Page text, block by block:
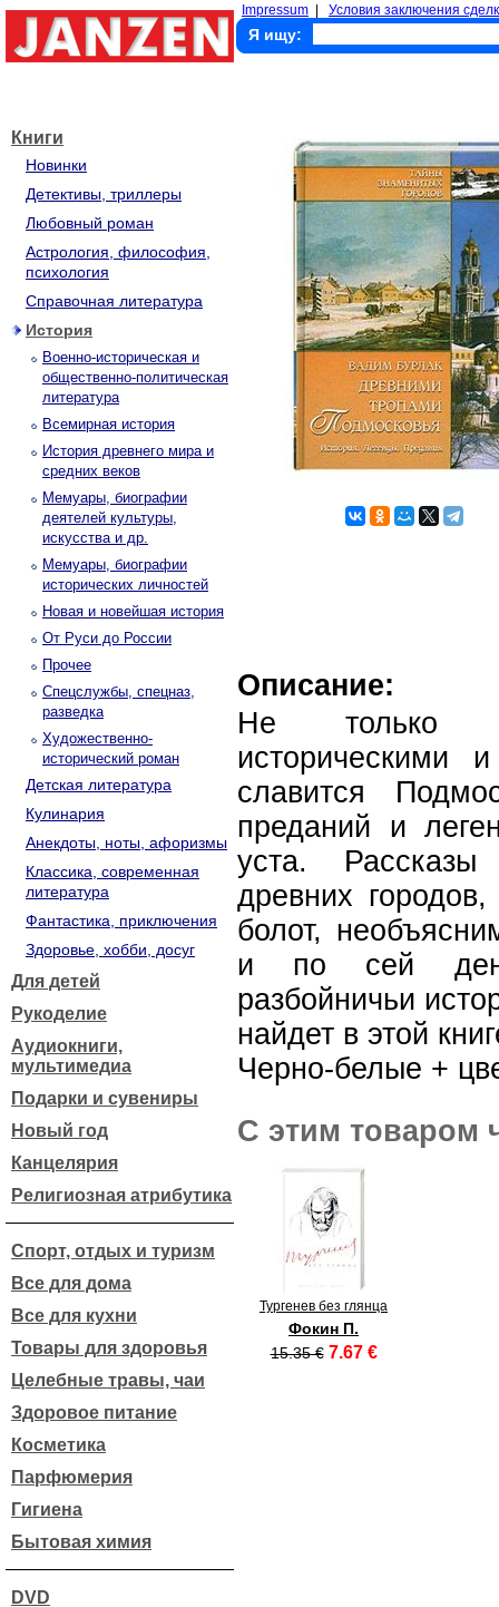
Impressum Условия заключения
Я ищу:
Книги
Новинки
Детективы, триллеры
Любовный роман
Астрология, философия,
психология
Справочная литература
История
Военно-историческая и
общественно-политическая
литература
Всемирная история
История древнего мира и
средних веков
Мемуары, биографии
деятелей культуры,
искусства и др.
Мемуары, биографии
исторических личностей
Новая и новейшая история
От Руси до России
Прочее
Спецслужбы, спецназ,
разведка
Художественно-
исторический роман
Детская литература
Кулинария
Анекдоты, ноты, афоризмы
Классика, современная
литература
Фантастика, приключения
Здоровье, хобби, досуг
Для детей
Рукоделие
Аудиокниги,
мультимедиа
Подарки и сувениры
Новый год
Канцелярия
Религиозная атрибутика
Спорт, отдых и туризм
Все для дома
Все для кухни
Товары для здоровья
Целебные травы, чаи
Здоровое питание
Косметика
Парфюмерия
Гигиена
Бытовая химия
DVD
Описание:
Не только
историческими
славится
преданий и
уста.
древних
болот,
и по сей
разбойничьи
найдет в этой
Черно-белые +
С этим товаром
Тургенев без глянца
Фокин П.
15.35 € 7.67 €